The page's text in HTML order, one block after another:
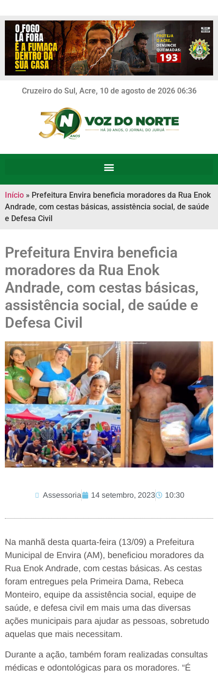
Cruzeiro do Sul, Acre, 10 de agosto de 2026 06:36
Início » Prefeitura Envira beneficia moradores da Rua Enok
Andrade, com cestas básicas, assistência social, de saúde
e Defesa Civil
Prefeitura Envira beneficia
moradores da Rua Enok
Andrade, com cestas básicas,
assistência social, de saúde e
Defesa Civil
Assessoria 14 setembro, 2023 10:30
Na manhã desta quarta-feira (13/09) a Prefeitura
Municipal de Envira (AM), beneficiou moradores da
Rua Enok Andrade, com cestas básicas. As cestas
foram entregues pela Primeira Dama, Rebeca
Monteiro, equipe da assistência social, equipe de
saúde, e defesa civil em mais uma das diversas
ações municipais para ajudar as pessoas, sobretudo
aquelas que mais necessitam.
Durante a ação, também foram realizadas consultas
médicas e odontológicas para os moradores. “É